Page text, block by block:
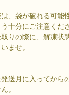
は、袋が破れる可能
十分にご注意くだ
りの際に、解凍状
ませ。
送月に入ってから
。